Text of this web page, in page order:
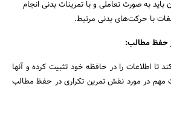
به صورت تعاملی و با تمرینات بدنی انجام
با حرکت‌های بدنی مرتبط.
حفظ مطالب:
اطلاعات را در حافظه خود تثبیت کرده و آنها
مهم در مورد نقش تمرین تکراری در حفظ مطالب